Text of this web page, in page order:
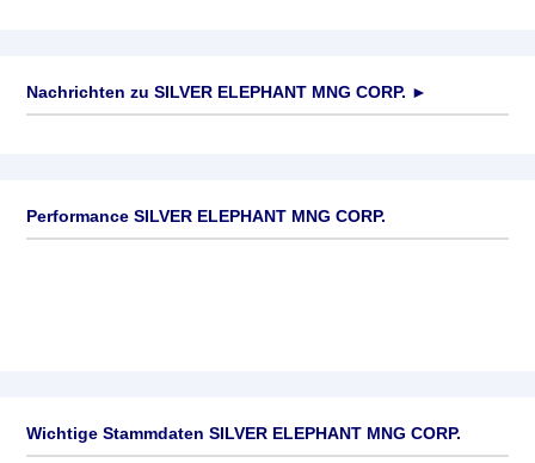
Nachrichten zu SILVER ELEPHANT MNG CORP. ►
Performance SILVER ELEPHANT MNG CORP.
Wichtige Stammdaten SILVER ELEPHANT MNG CORP.